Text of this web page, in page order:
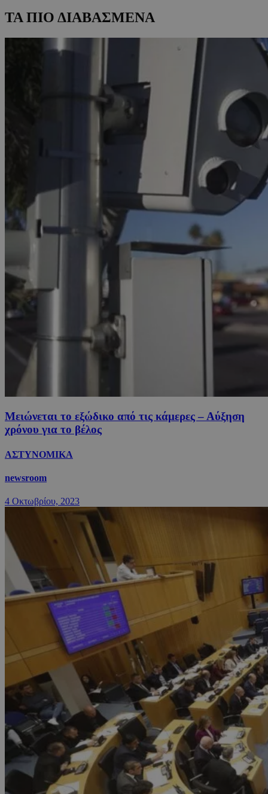
ΤΑ ΠΙΟ ΔΙΑΒΑΣΜΕΝΑ
Μειώνεται το εξώδικο από τις κάμερες – Αύξηση
χρόνου για το βέλος
ΑΣΤΥΝΟΜΙΚΑ
newsroom
4 Οκτωβρίου, 2023